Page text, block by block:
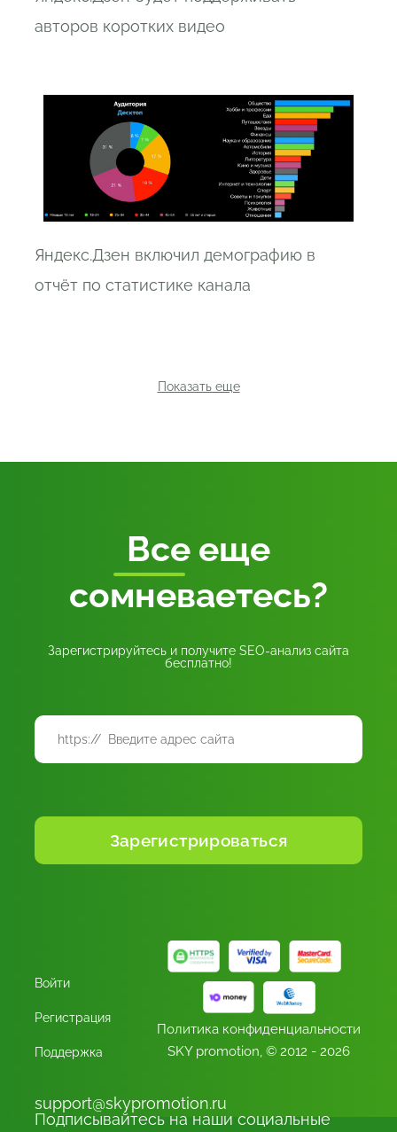
авторов коротких видео
Яндекс.Дзен включил демографию в
отчёт по статистике канала
Показать еще
Все еще
сомневаетесь?
Зарегистрируйтесь и получите SEO-анализ сайта
бесплатно!
Войти
Регистрация
Поддержка
Политика конфиденциальности
SKY promotion, © 2012 - 2026
support@skypromotion.ru
Подписывайтесь на наши социальные